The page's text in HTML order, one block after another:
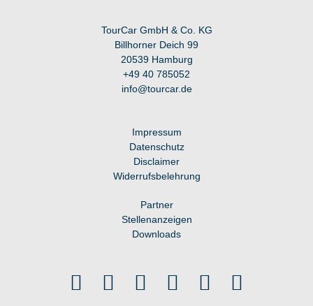
TourCar GmbH & Co. KG
Billhorner Deich 99
20539 Hamburg
+49 40 785052
info@tourcar.de
Impressum
Datenschutz
Disclaimer
Widerrufsbelehrung
Partner
Stellenanzeigen
Downloads